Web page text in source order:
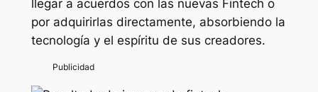
llegar a acuerdos con las nuevas Fintech o
por adquirirlas directamente, absorbiendo la
tecnología y el espíritu de sus creadores.